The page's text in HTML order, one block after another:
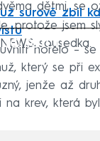
dětmi, se
surově zbil
to fetch
protože jsem
sousedka.
hořelo –
který se při
jenže až
krev, která